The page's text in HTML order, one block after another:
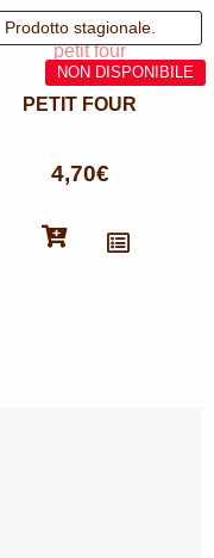
PETIT FOUR
4,70€